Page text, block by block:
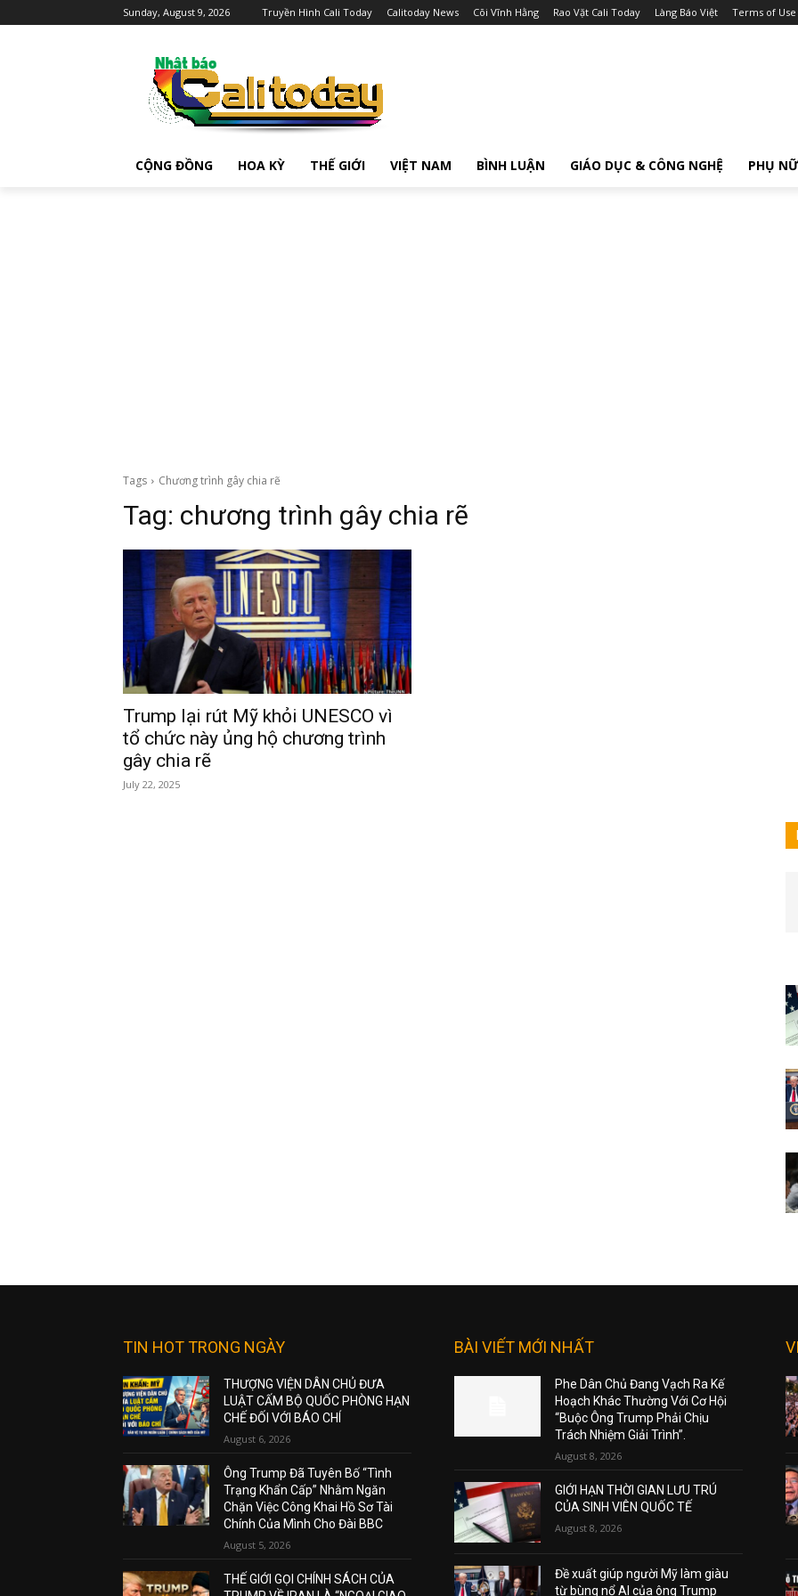
Sunday, August 9, 2026 Truyền Hình Cali Today Calitoday News Cõi Vĩnh Hằng Rao Vặt Cali Today Làng Báo Việt Terms of Use
CỘNG ĐỒNG HOA KỲ THẾ GIỚI VIỆT NAM BÌNH LUẬN GIÁO DỤC & CÔNG NGHỆ PHỤ NỮ
Tags Chương trình gây chia rẽ
Tag: chương trình gây chia rẽ
Trump lại rút Mỹ khỏi UNESCO vì
tổ chức này ủng hộ chương trình
gây chia rẽ
July 22, 2025
TIN HOT TRONG NGÀY
THƯỢNG VIỆN DÂN CHỦ ĐƯA
LUẬT CẤM BỘ QUỐC PHÒNG HẠN
CHẾ ĐỐI VỚI BÁO CHÍ
August 6, 2026
Ông Trump Đã Tuyên Bố “Tình
Trạng Khẩn Cấp” Nhằm Ngăn
Chặn Việc Công Khai Hồ Sơ Tài
Chính Của Mình Cho Đài BBC
August 5, 2026
THẾ GIỚI GỌI CHÍNH SÁCH CỦA
BÀI VIẾT MỚI NHẤT
Phe Dân Chủ Đang Vạch Ra Kế
Hoạch Khác Thường Với Cơ Hội
“Buộc Ông Trump Phải Chịu
Trách Nhiệm Giải Trình”.
August 8, 2026
GIỚI HẠN THỜI GIAN LƯU TRÚ
CỦA SINH VIÊN QUỐC TẾ
August 8, 2026
Đề xuất giúp người Mỹ làm giàu
từ bùng nổ AI của ông Trump